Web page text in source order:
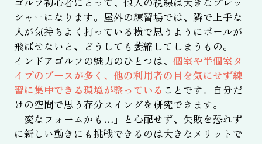
シャーになります。屋外の練習場では、隣で上手な
人が気持ちよく打っている横で思うようにボールが
飛ばせないと、どうしても萎縮してしまうもの。
インドアゴルフの魅力のひとつは、 個室や半個室タ
イプのブースが多く、他の利用者の目を気にせず練
習に集中できる環境が整っている ことです。自分だ
けの空間で思う存分スイングを研究できます。
「変なフォームかも…」と心配せず、失敗を恐れず
に新しい動きにも挑戦できるのは大きなメリットで